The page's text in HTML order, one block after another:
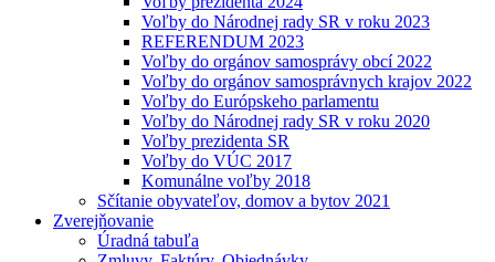
Voľby do Národnej rady SR v roku 2023
REFERENDUM 2023
Voľby do orgánov samosprávy obcí 2022
Voľby do orgánov samosprávnych krajov 2022
Voľby do Európskeho parlamentu
Voľby do Národnej rady SR v roku 2020
Voľby prezidenta SR
Voľby do VÚC 2017
Komunálne voľby 2018
Sčítanie obyvateľov, domov a bytov 2021
Zverejňovanie
Úradná tabuľa